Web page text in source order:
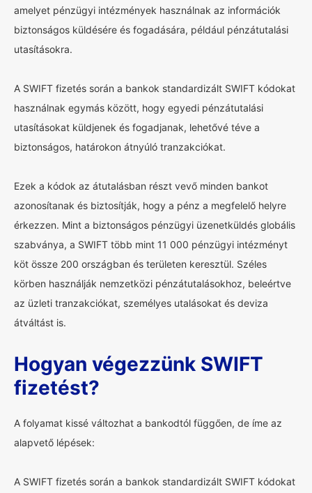
amelyet pénzügyi intézmények használnak az információk
biztonságos küldésére és fogadására, például pénzátutalási
utasításokra.
A SWIFT fizetés során a bankok standardizált SWIFT kódokat
használnak egymás között, hogy egyedi pénzátutalási
utasításokat küldjenek és fogadjanak, lehetővé téve a
biztonságos, határokon átnyúló tranzakciókat.
Ezek a kódok az átutalásban részt vevő minden bankot
azonosítanak és biztosítják, hogy a pénz a megfelelő helyre
érkezzen. Mint a biztonságos pénzügyi üzenetküldés globális
szabványa, a SWIFT több mint 11 000 pénzügyi intézményt
köt össze 200 országban és területen keresztül. Széles
körben használják nemzetközi pénzátutalásokhoz, beleértve
az üzleti tranzakciókat, személyes utalásokat és deviza
átváltást is.
Hogyan végezzünk SWIFT
fizetést?
A folyamat kissé változhat a bankodtól függően, de íme az
alapvető lépések:
A SWIFT fizetés során a bankok standardizált SWIFT kódokat